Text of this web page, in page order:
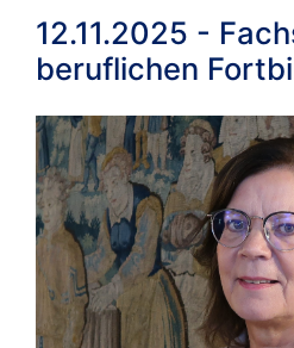
12.11.2025 -
beruflichen